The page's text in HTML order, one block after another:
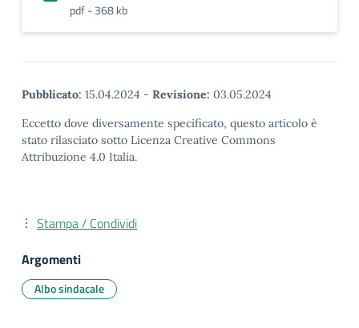
pdf - 368 kb
Pubblicato: 15.04.2024 - Revisione: 03.05.2024
Eccetto dove diversamente specificato, questo articolo è
stato rilasciato sotto Licenza Creative Commons
Attribuzione 4.0 Italia.
Stampa / Condividi
Argomenti
Albo sindacale